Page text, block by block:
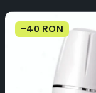
-40 RON